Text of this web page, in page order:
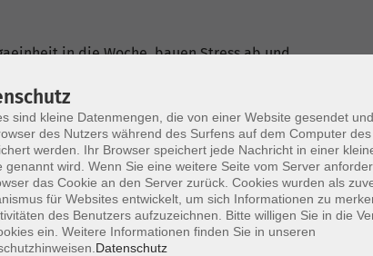
in die Woche, bauen Stress ab und
fördern Kraft, Ausdauer, Flexibilität,
schließen wir den Wochenstart ab. Bitte
Getränk. Bitte nach Möglichkeit erst nach
sind kleine Datenmengen, die von einer Website gesendet
des Nutzers während des Surfens auf dem Computer
werden. Ihr Browser speichert jede Nachricht in einer
genannt wird. Wenn Sie eine weitere Seite vom Server
das Cookie an den Server zurück. Cookies wurden als
für Websites entwickelt, um sich Informationen zu
des Benutzers aufzuzeichnen. Bitte willigen Sie in die
ein. Weitere Informationen finden Sie in unseren
Datenschutz